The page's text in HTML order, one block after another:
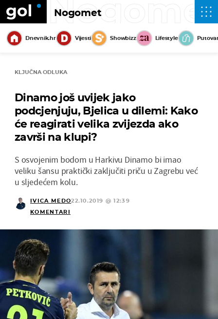
Nogomet
Dnevnik.hr Vijesti Showbizz Lifestyle
KLJUČNA ODLUKA
Dinamo još uvijek jako
podcjenjuju, Bjelica u dilemi: Kako
će reagirati velika zvijezda ako
završi na klupi?
S osvojenim bodom u Harkivu Dinamo bi imao
veliku šansu praktički zaključiti priču u Zagrebu već
u sljedećem kolu.
IVICA MEDO22.10.2019 @ 12:39
KOMENTARI